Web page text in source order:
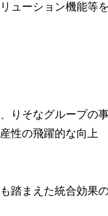
ューション機能等
りそなグループの
性の飛躍的な向上
踏まえた統合効果